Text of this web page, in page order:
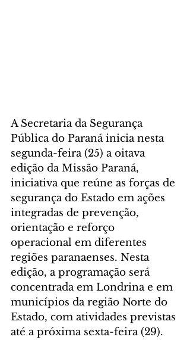
A Secretaria da Segurança
Pública do Paraná inicia nesta
segunda-feira (25) a oitava
edição da Missão Paraná,
iniciativa que reúne as forças de
segurança do Estado em ações
integradas de prevenção,
orientação e reforço
operacional em diferentes
regiões paranaenses. Nesta
edição, a programação será
concentrada em Londrina e em
municípios da região Norte do
Estado, com atividades previstas
até a próxima sexta-feira (29).